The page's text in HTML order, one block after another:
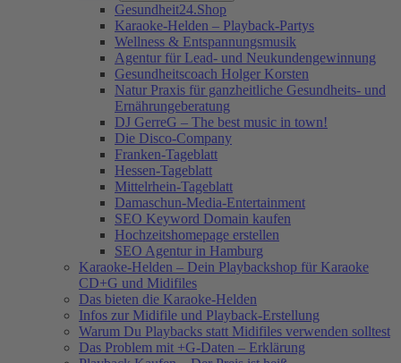
Gesundheit24.Shop
Karaoke-Helden – Playback-Partys
Wellness & Entspannungsmusik
Agentur für Lead- und Neukundengewinnung
Gesundheitscoach Holger Korsten
Natur Praxis für ganzheitliche Gesundheits- und
Ernährungeberatung
DJ GerreG – The best music in town!
Die Disco-Company
Franken-Tageblatt
Hessen-Tageblatt
Mittelrhein-Tageblatt
Damaschun-Media-Entertainment
SEO Keyword Domain kaufen
Hochzeitshomepage erstellen
SEO Agentur in Hamburg
Karaoke-Helden – Dein Playbackshop für Karaoke
CD+G und Midifiles
Das bieten die Karaoke-Helden
Infos zur Midifile und Playback-Erstellung
Warum Du Playbacks statt Midifiles verwenden solltest
Das Problem mit +G-Daten – Erklärung